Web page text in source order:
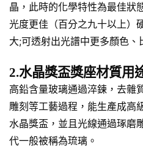
晶，此時的化學特性為最佳狀
光度更佳（百分之九十以上）
大;可透射出光譜中更多顏色、
2.水晶獎盃獎座材質用
高鉛含量玻璃通過淬鍊，去雜
雕刻等工藝過程，能生產成高
水晶獎盃，並且光線通過琢磨
代一般被稱為琉璃。